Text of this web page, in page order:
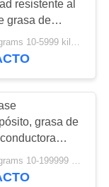
52
resistente al
grasa de
de
$3.71/kilograms 10-5999 kilograms MOQ:10 kilogramos
grasa de
de
para